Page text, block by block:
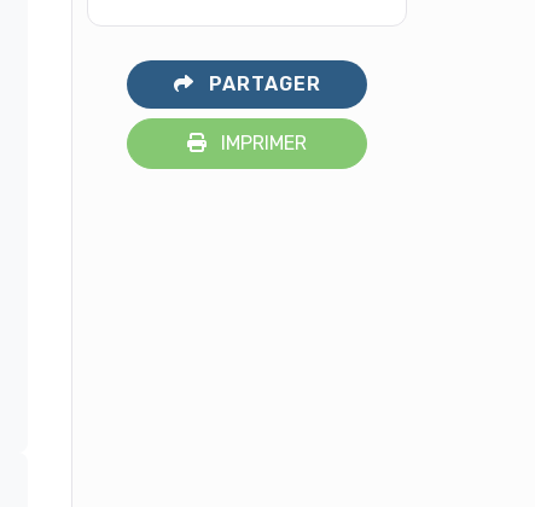
PARTAGER
IMPRIMER